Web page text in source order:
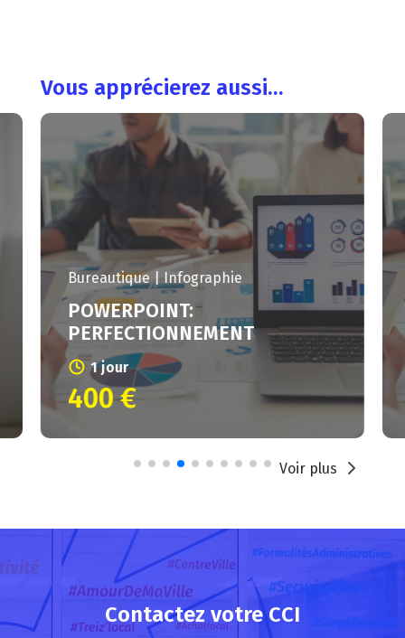
Vous apprécierez aussi…
Bureautique | Infographie
POWERPOINT:
PERFECTIONNEMENT
1 jour
400 €
Voir plus
Contactez votre CCI